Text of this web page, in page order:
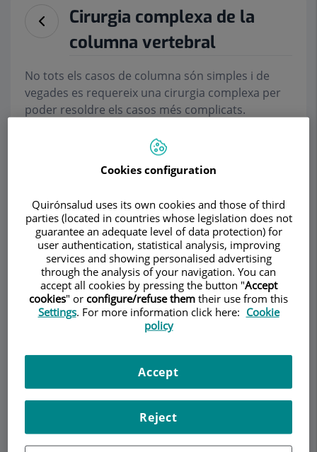
Cirurgia complexa de la
columna vertebral
No tots els casos de columna són simples i de
vegades es requereix una cirurgia complexa per
poder resoldre els casos més complicats.
d’experiència tractant tot tipus d’afeccions de
columna, incloent casos complexos d’escoliosi
degenerativa, infeccions i pacients prèviament
columna.
En els casos de cirurgia complexa de columna, la
nostra filosofia és la mateixa que en els casos
més senzills: Utilitzar les tècniques més
avançades endoscòpiques i percutànies per
poder eliminar el dolor al pacient i donar-li l’alta
als pocs dies de la cirurgia.
Escoliosi degenerativa
L'escoliosi és la deformitat de la columna
vertebral en el pla frontal. La escoliosis pot ser
congènita (des del naixement) o degenerativa (es
pot adquirir amb l’edat). La degeneració
Cookies configuration
Quirónsalud uses its own cookies and those of third
parties (located in countries whose legislation does not
guarantee an adequate level of data protection) for
user authentication, statistical analysis, improving
services and showing personalised advertising
through the analysis of your navigation. You can
accept all cookies by pressing the button "Accept
cookies" or configure/refuse them their use from this
Settings. For more information click here: Cookie
policy
Reject
Accept